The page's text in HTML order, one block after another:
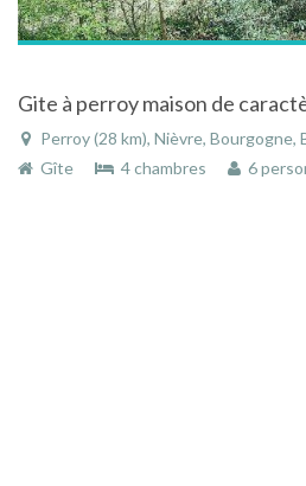
Gite à perroy maison de
Perroy (28 km), Nièvre, Bourgogne,
Gîte
4 chambres 6